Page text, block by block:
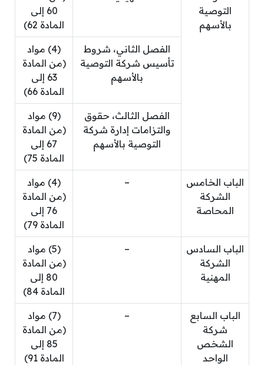
التوصية
بالأسهم
60 إلى
المادة 62)
الفصل الثاني، شروط
تأسيس شركة التوصية
بالأسهم
(4) مواد
(من المادة
63 إلى
المادة 66)
الفصل الثالث، حقوق
والتزامات إدارة شركة
التوصية بالأسهم
(9) مواد
(من المادة
67 إلى
المادة 75)
الباب الخامس
الشركة
المحاصة
–
(4) مواد
(من المادة
76 إلى
المادة 79)
الباب السادس
الشركة
المهنية
–
(5) مواد
(من المادة
80 إلى
المادة 84)
الباب السابع
شركة
الشخص
الواحد
–
(7) مواد
(من المادة
85 إلى
المادة 91)